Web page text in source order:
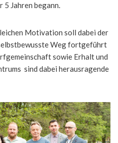
5 Jahren begann.
Motivation soll dabei der
Weg fortgeführt
sowie Erhalt und
sind dabei herausragende